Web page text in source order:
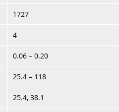
1727
4
0.06 – 0.20
25.4 – 118
25.4, 38.1